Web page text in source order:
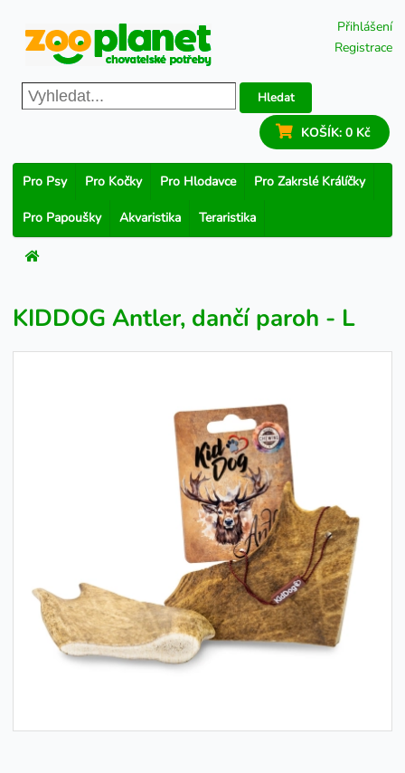
Přihlášení
Registrace
Hledat
KOŠÍK: 0 Kč
Pro Psy Pro Kočky Pro Hlodavce Pro Zakrslé Králíčky
Pro Papoušky Akvaristika Teraristika
KIDDOG Antler, dančí paroh - L